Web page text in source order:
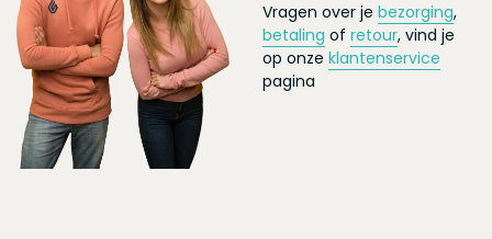
Vragen over je bezorging,
betaling of retour, vind je
op onze klantenservice
pagina